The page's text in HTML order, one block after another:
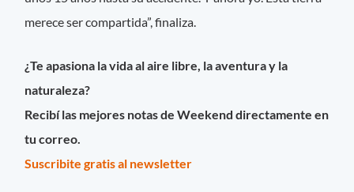
merece ser compartida”, finaliza.
¿Te apasiona la vida al aire libre, la aventura y la
naturaleza?
Recibí las mejores notas de Weekend directamente en
tu correo.
Suscribite gratis al newsletter